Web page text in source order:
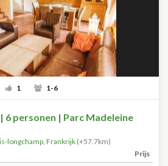
1 1-6
6 personen | Parc Madeleine
longchamp, Frankrijk (+57.7km)
Prijs